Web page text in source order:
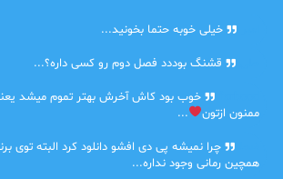
خیلی خوبه حتما بخونید...
قشنگ بوددد فصل دوم رو کسی داره؟...
خوب بود کاش آخرش بهتر تموم میشد
ممنون ازتون
...
چرا نمیشه پی دی افشو دانلود کرد البته توی
همچین رمانی وجود نداره...